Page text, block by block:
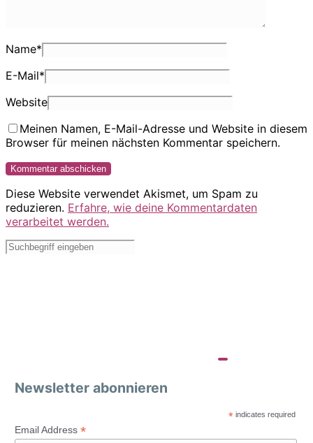
Name*
E-Mail*
Website
Meinen Namen, E-Mail-Adresse und Website in diesem
Browser für meinen nächsten Kommentar speichern.
Diese Website verwendet Akismet, um Spam zu
reduzieren. Erfahre, wie deine Kommentardaten
verarbeitet werden.
Newsletter abonnieren
* indicates required
Email Address *